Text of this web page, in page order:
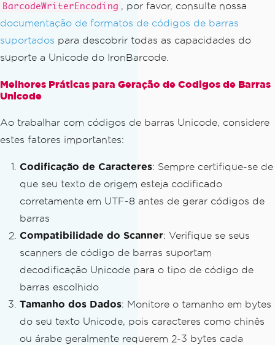
BarcodeWriterEncoding , por favor, consulte nossa
documentação de formatos de códigos de barras
suportados para descobrir todas as capacidades do
suporte a Unicode do IronBarcode.
Melhores Práticas para Geração de Codigos de Barras
Unicode
Ao trabalhar com códigos de barras Unicode, considere
estes fatores importantes:
Codificação de Caracteres: Sempre certifique-se de
que seu texto de origem esteja codificado
corretamente em UTF-8 antes de gerar códigos de
barras
Compatibilidade do Scanner: Verifique se seus
scanners de código de barras suportam
decodificação Unicode para o tipo de código de
barras escolhido
Tamanho dos Dados: Monitore o tamanho em bytes
do seu texto Unicode, pois caracteres como chinês
ou árabe geralmente requerem 2-3 bytes cada